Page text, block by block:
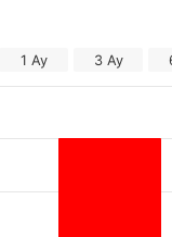
1 Ay 3 Ay